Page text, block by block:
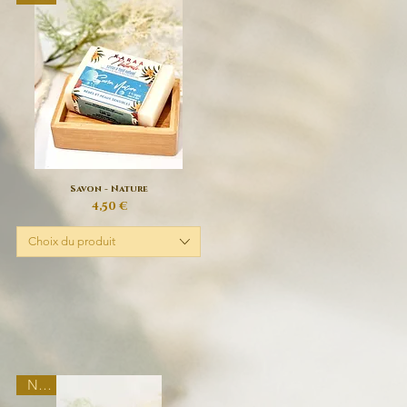
Aperçu rapide
Savon - Nature
Prix
4,50 €
Choix du produit
New